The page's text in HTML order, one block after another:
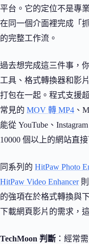
平台。它的定位不是專
在同一個介面裡完成「
的完整工作流。
過去想完成這三件事，
工具、格式轉換器和影
打包在一起。程式支援
常見的 MOV 轉 MP4 、
能從 YouTube、
10000 個以上的網站直
同系列的 HitPaw Photo
HitPaw Video Enhancer則
的強項在於格式轉換與
下載網頁影片的需求，
TechMoon 判斷 ：經常